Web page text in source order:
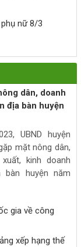
dịch vụ sự
HÀNH
UBND XÃ
DÂY
THỰC HIỆN
CHỨC TẬP
nữ 8/3
dân, doanh
địa bàn huyện
UBND huyện
mặt nông dân,
kinh doanh
huyện năm
gia về công
xếp hạng thế